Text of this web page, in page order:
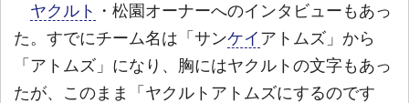
ヤクルト ・松園オーナーへのインタビューもあっ
た。すでにチーム名は「サンケイ アトムズ」から
「アトムズ」になり、胸にはヤクルトの文字もあっ
たが、このまま「ヤクルトアトムズにするのです